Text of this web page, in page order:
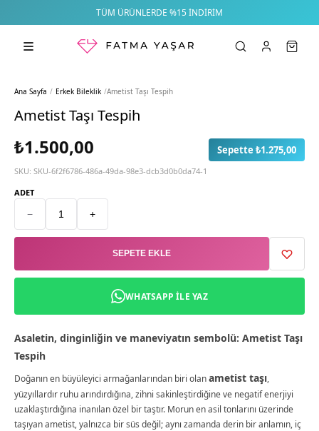
TÜM ÜRÜNLERDE %15 İNDIRIM
Ana Sayfa / Erkek Bileklik /Ametist Taşı Tespih
Ametist Taşı Tespih
₺1.500,00 Sepette ₺1.275,00
SKU: SKU-6f2f6786-486a-49da-98e3-dcb3d0b0da74-1
ADET
− +
SEPETE EKLE
WHATSAPP ILE YAZ
Asaletin, dinginliğin ve maneviyatın sembolü: Ametist Taşı
Tespih
Doğanın en büyüleyici armağanlarından biri olanametist taşı,
yüzyıllardır ruhu arındırdığına, zihni sakinleştirdiğine ve negatif enerjiyi
uzaklaştırdığına inanılan özel bir taştır. Morun en asil tonlarını üzerinde
taşıyan ametist, yalnızca bir süs değil; aynı zamanda derin bir anlamın, iç